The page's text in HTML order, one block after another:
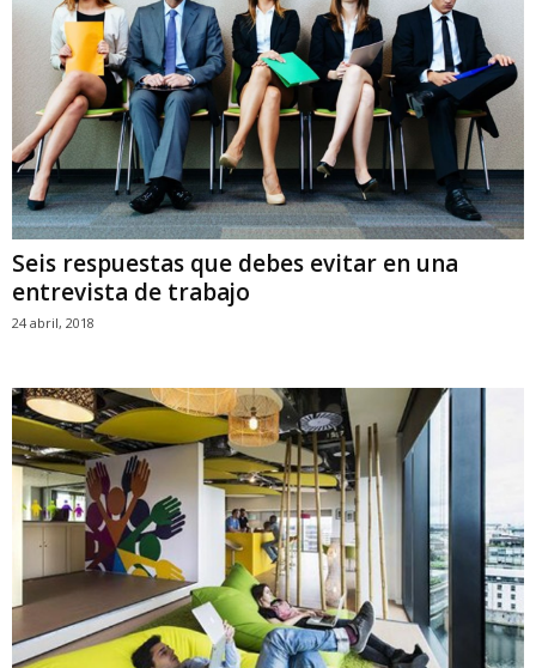
Seis respuestas que debes evitar en una
entrevista de trabajo
24 abril, 2018